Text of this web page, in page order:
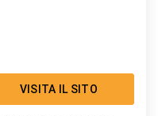
VISITA IL SITO